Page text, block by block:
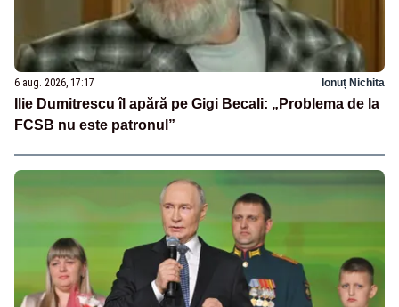
6 aug. 2026, 17:17 Ionuț Nichita
Ilie Dumitrescu îl apără pe Gigi Becali: „Problema de la
FCSB nu este patronul”